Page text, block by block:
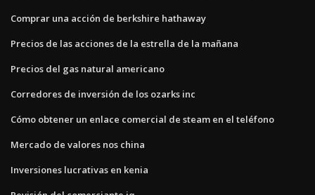
Comprar una acción de berkshire hathaway
Precios de las acciones de la estrella de la mañana
Precios del gas natural americano
Corredores de inversión de los ozarks inc
Cómo obtener un enlace comercial de steam en el teléfono
Mercado de valores nos china
Inversiones lucrativas en kenia